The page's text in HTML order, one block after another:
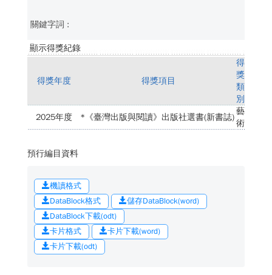
顯示得獎紀錄
得獎年度 得獎項目
得
獎
類
別
2025年度
*《臺灣出版與閱讀》出版社選書(新書誌)
藝
術
預行編目資料
機讀格式
DataBlock格式
儲存DataBlock(word)
DataBlock下載(odt)
卡片格式
卡片下載(word)
卡片下載(odt)